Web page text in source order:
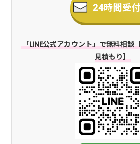
24時間受
「LINE公式アカウント」で無料相談
見積もり】